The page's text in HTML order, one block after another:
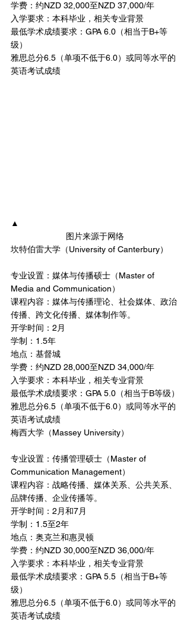
学费：约NZD 32,000至NZD 37,000/年
入学要求：本科毕业，相关专业背景
最低学术成绩要求：GPA 6.0（相当于B+等
级）
雅思总分6.5（单项不低于6.0）或同等水平的
英语考试成绩
▲
图片来源于网络
坎特伯雷大学（University of Canterbury）
专业设置：媒体与传播硕士（Master of
Media and Communication）
课程内容：媒体与传播理论、社会媒体、政治
传播、跨文化传播、媒体制作等。
开学时间：2月
学制：1.5年
地点：基督城
学费：约NZD 28,000至NZD 34,000/年
入学要求：本科毕业，相关专业背景
最低学术成绩要求：GPA 5.0（相当于B等级）
雅思总分6.5（单项不低于6.0）或同等水平的
英语考试成绩
梅西大学（Massey University）
专业设置：传播管理硕士（Master of
Communication Management）
课程内容：战略传播、媒体关系、公共关系、
品牌传播、企业传播等。
开学时间：2月和7月
学制：1.5至2年
地点：奥克兰和惠灵顿
学费：约NZD 30,000至NZD 36,000/年
入学要求：本科毕业，相关专业背景
最低学术成绩要求：GPA 5.5（相当于B+等
级）
雅思总分6.5（单项不低于6.0）或同等水平的
英语考试成绩